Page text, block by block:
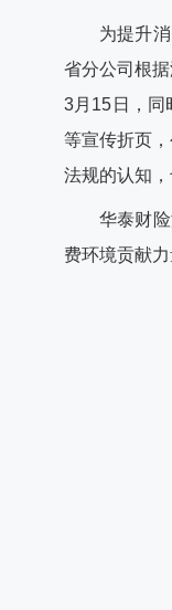
为提升
省分公司根
3月15日，同
等宣传折页
法规的认知
华泰财
费环境贡献力